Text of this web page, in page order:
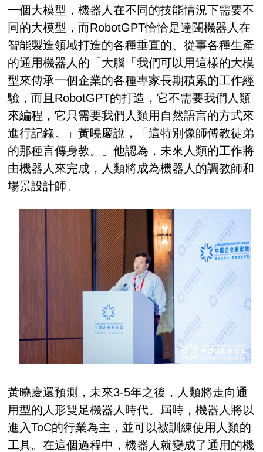
一個大模型，機器人在不同的技能情況下需要不
同的大模型，而RobotGPT恰恰是達闥機器人在
智能製造領域打造的各種垂直的、從事各種生產
的通用機器人的「大腦「我們可以用這樣的大模
型來傳承一個企業的各種專家長期積累的工作經
驗，而且RobotGPT的打造，它不需要我們人類
來編程，它只需要我們人類用自然語言的方式來
進行記錄。」黃曉慶說，「這特別像師傅教徒弟
的那種言傳身教。」他認為，未來人類的工作將
由機器人來完成，人類將成為機器人的調教師和
場景設計師。
黃曉慶還預測，未來3-5年之後，人類將走向通
用型的人形雙足機器人時代。屆時，機器人將以
進入ToC的行業為主，並可以被訓練使用人類的
工具。在這個過程中，機器人就變成了通用的機